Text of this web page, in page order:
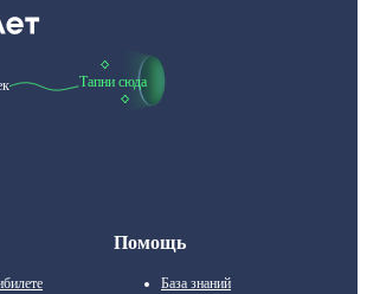
Тапни сюда
Помощь
База знаний